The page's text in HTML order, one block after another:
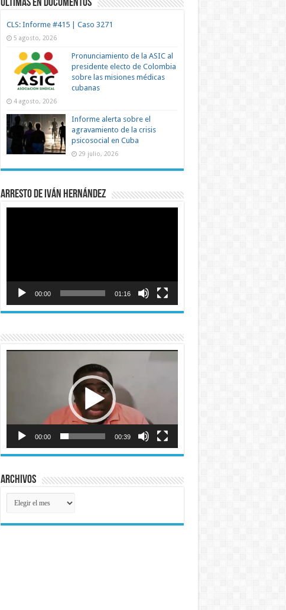
Ultimas en documentos
CLS: Informe #415 | Caso 3271
5 agosto, 2026
Pronunciamiento de la ASIC al
presidente electo de Colombia
sobre las misiones médicas
cubanas
4 agosto, 2026
Informe alerta sobre el
agravamiento de la crisis
psicosocial en Cuba
29 julio, 2026
Arresto de Iván Hernández
00:00 01:16
Reproductor
00:00 00:39
Archivos
Archivos